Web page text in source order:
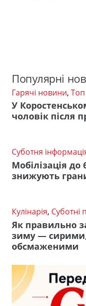
Популярні
Гарячі новини,
У
чоловік після
Суботня
Мобілізація до
знижують
Кулінарія, Суботні
Як правильно
зиму —
обсмаженими